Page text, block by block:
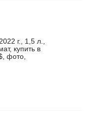
г., 1,5 л.,
купить в
фото,
| №131903355